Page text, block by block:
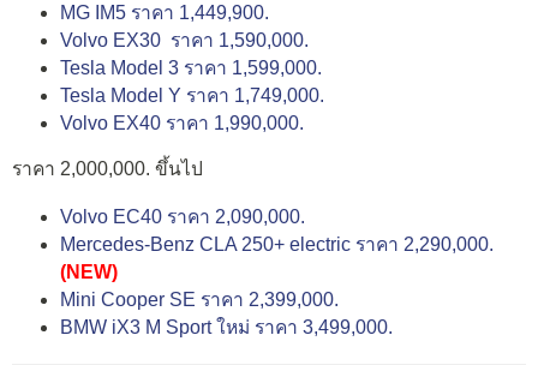
MG IM5 ราคา 1,449,900.
Volvo EX30 ราคา 1,590,000.
Tesla Model 3 ราคา 1,599,000.
Tesla Model Y ราคา 1,749,000.
Volvo EX40 ราคา 1,990,000.
ราคา 2,000,000. ขึ้นไป
Volvo EC40 ราคา 2,090,000.
Mercedes-Benz CLA 250+ electric ราคา 2,290,000.
(NEW)
Mini Cooper SE ราคา 2,399,000.
BMW iX3 M Sport ใหม่ ราคา 3,499,000.